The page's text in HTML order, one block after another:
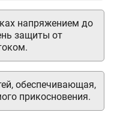
напряжением до
защиты от
обеспечивающая,
прикосновения.